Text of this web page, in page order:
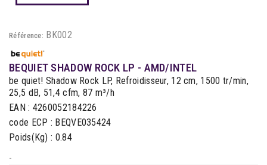
Référence: BK002
BEQUIET SHADOW ROCK LP - AMD/INTEL
be quiet! Shadow Rock LP, Refroidisseur, 12 cm, 1500 tr/min,
25,5 dB, 51,4 cfm, 87 m³/h
EAN : 4260052184226
code ECP : BEQVE035424
Poids(Kg) : 0.84
-